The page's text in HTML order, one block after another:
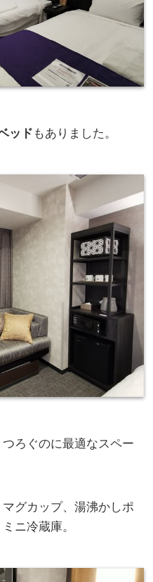
ッド もありました。
ろぐのに最適なスペー
グカップ、湯沸かしポ
ニ冷蔵庫。